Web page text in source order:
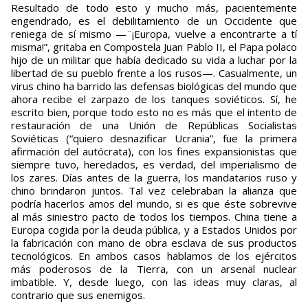
Resultado de todo esto y mucho más, pacientemente
engendrado, es el debilitamiento de un Occidente que
reniega de sí mismo —¨¡Europa, vuelve a encontrarte a tí
misma!”, gritaba en Compostela Juan Pablo II, el Papa polaco
hijo de un militar que había dedicado su vida a luchar por la
libertad de su pueblo frente a los rusos—. Casualmente, un
virus chino ha barrido las defensas biológicas del mundo que
ahora recibe el zarpazo de los tanques soviéticos. Sí, he
escrito bien, porque todo esto no es más que el intento de
restauración de una Unión de Repúblicas Socialistas
Soviéticas (“quiero desnazificar Ucrania”, fue la primera
afirmación del autócrata), con los fines expansionistas que
siempre tuvo, heredados, es verdad, del imperialismo de
los zares. Días antes de la guerra, los mandatarios ruso y
chino brindaron juntos. Tal vez celebraban la alianza que
podría hacerlos amos del mundo, si es que éste sobrevive
al más siniestro pacto de todos los tiempos. China tiene a
Europa cogida por la deuda pública, y a Estados Unidos por
la fabricación con mano de obra esclava de sus productos
tecnológicos. En ambos casos hablamos de los ejércitos
más poderosos de la Tierra, con un arsenal nuclear
imbatible. Y, desde luego, con las ideas muy claras, al
contrario que sus enemigos.